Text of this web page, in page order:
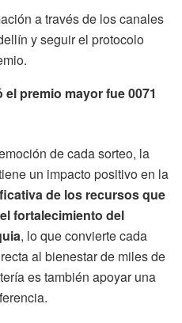
a través de los canales
y seguir el protocolo
premio mayor fue 0071
de cada sorteo, la
un impacto positivo en la
de los recursos que
fortalecimiento del
, lo que convierte cada
al bienestar de miles de
es también apoyar una